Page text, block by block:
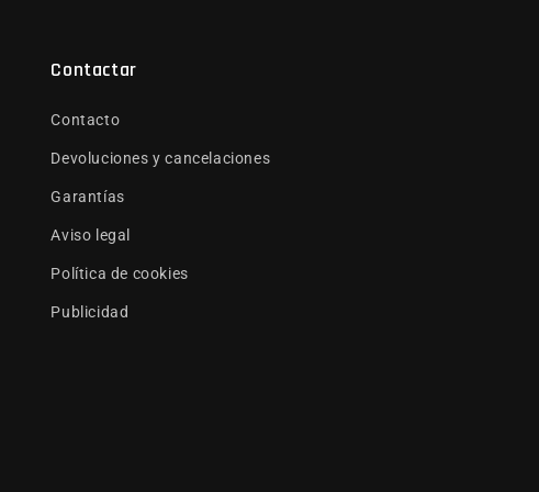
Contactar
Contacto
Devoluciones y cancelaciones
Garantías
Aviso legal
Política de cookies
Publicidad